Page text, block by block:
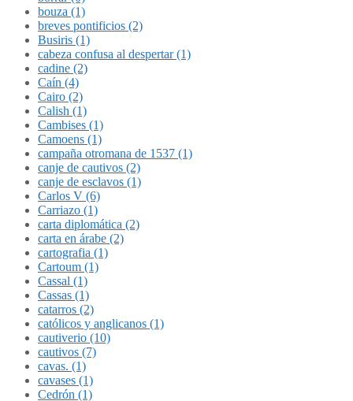
bouza (1)
breves pontificios (2)
Busiris (1)
cabeza confusa al despertar (1)
cadine (2)
Caín (4)
Cairo (2)
Calish (1)
Cambises (1)
Camoens (1)
campaña otromana de 1537 (1)
canje de cautivos (2)
canje de esclavos (1)
Carlos V (6)
Carriazo (1)
carta diplomática (2)
carta en árabe (2)
cartografia (1)
Cartoum (1)
Cassal (1)
Cassas (1)
catarros (2)
católicos y anglicanos (1)
cautiverio (10)
cautivos (7)
cavas. (1)
cavases (1)
Cedrón (1)